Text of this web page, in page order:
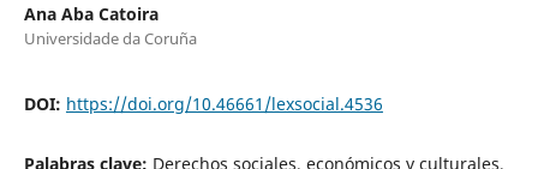
Ana Aba Catoira
Universidade da Coruña
DOI: https://doi.org/10.46661/lexsocial.4536
Palabras clave: Derechos sociales, económicos y culturales,